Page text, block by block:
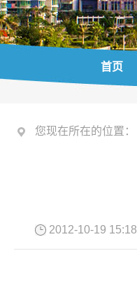
首页
您现在所在的位置：
2012-10-19 15:18